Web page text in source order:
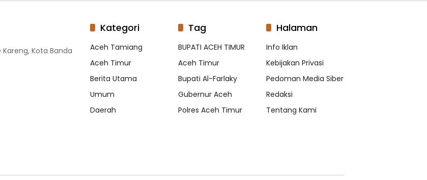
Kota Banda
Kategori
Aceh Tamiang
Aceh Timur
Berita Utama
Umum
Daerah
Tag
BUPATI ACEH TIMUR
Aceh Timur
Bupati Al-Farlaky
Gubernur Aceh
Polres Aceh Timur
Halaman
Info Iklan
Kebijakan Privasi
Pedoman Media Siber
Redaksi
Tentang Kami